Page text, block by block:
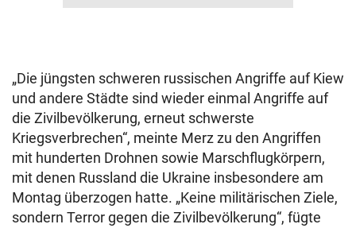
„Die jüngsten schweren russischen Angriffe auf Kiew
und andere Städte sind wieder einmal Angriffe auf
die Zivilbevölkerung, erneut schwerste
Kriegsverbrechen“, meinte Merz zu den Angriffen
mit hunderten Drohnen sowie Marschflugkörpern,
mit denen Russland die Ukraine insbesondere am
Montag überzogen hatte. „Keine militärischen Ziele,
sondern Terror gegen die Zivilbevölkerung“, fügte